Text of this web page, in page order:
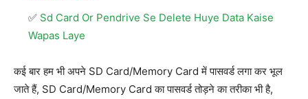
Sd Card Or Pendrive Se Delete Huye Data Kaise
Wapas Laye
कई बार हम भी अपने SD Card/Memory Card में पासवर्ड लगा कर भूल
जाते हैं, SD Card/Memory Card का पासवर्ड तोड़ने का तरीका भी है,